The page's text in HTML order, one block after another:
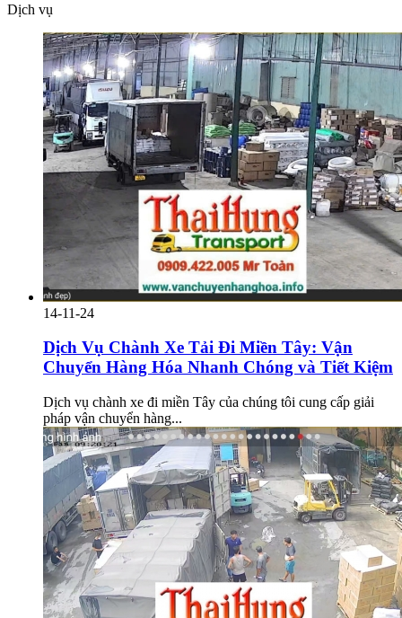
Dịch vụ
14-11-24
Dịch Vụ Chành Xe Tải Đi Miền Tây: Vận
Chuyển Hàng Hóa Nhanh Chóng và Tiết Kiệm
Dịch vụ chành xe đi miền Tây của chúng tôi cung cấp giải
pháp vận chuyển hàng...